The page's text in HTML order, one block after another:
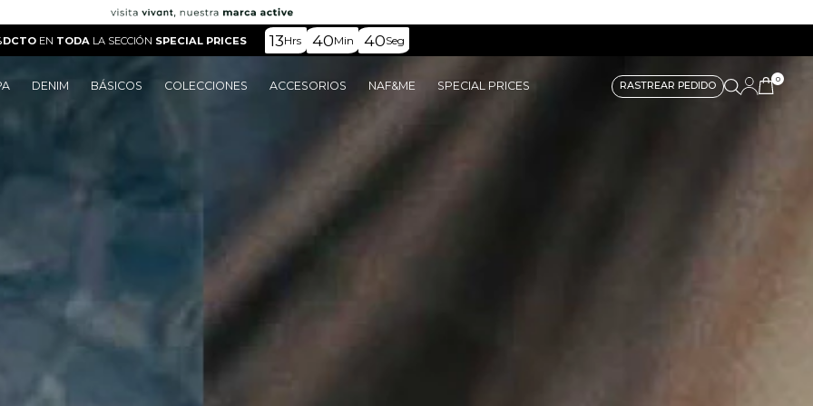
EN TODA LA SECCIÓN SPECIAL PRICES 13Hrs 40Min 37Seg
DENIM BÁSICOS COLECCIONES ACCESORIOS NAF&ME SPECIAL PRICES RASTREAR PEDIDO
0